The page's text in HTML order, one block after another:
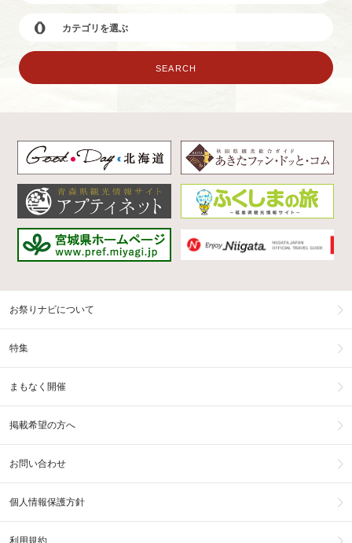
お祭りナビについて
特集
まもなく開催
掲載希望の方へ
お問い合わせ
個人情報保護方針
利用規約